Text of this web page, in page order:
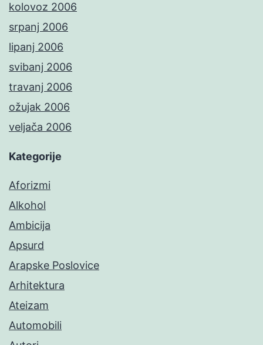
kolovoz 2006
srpanj 2006
lipanj 2006
svibanj 2006
travanj 2006
ožujak 2006
veljača 2006
Kategorije
Aforizmi
Alkohol
Ambicija
Apsurd
Arapske Poslovice
Arhitektura
Ateizam
Automobili